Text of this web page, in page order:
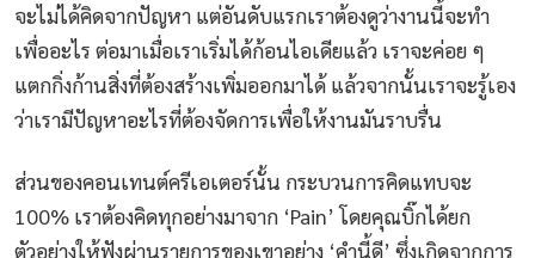
จะไม่ได้คิดจากปัญหา แต่อันดับแรกเราต้องดูว่างานนี้จะทำ
เพื่ออะไร ต่อมาเมื่อเราเริ่มได้ก้อนไอเดียแล้ว เราจะค่อย ๆ
แตกกิ่งก้านสิ่งที่ต้องสร้างเพิ่มออกมาได้ แล้วจากนั้นเราจะรู้เอง
ว่าเรามีปัญหาอะไรที่ต้องจัดการเพื่อให้งานมันราบรื่น
ส่วนของคอนเทนต์ครีเอเตอร์นั้น กระบวนการคิดแทบจะ
100% เราต้องคิดทุกอย่างมาจาก ‘Pain’ โดยคุณบิ๊กได้ยก
ตัวอย่างให้ฟังผ่านรายการของเขาอย่าง ‘คำนี้ดี’ ซึ่งเกิดจากการ